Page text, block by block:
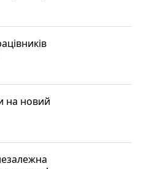
на новий